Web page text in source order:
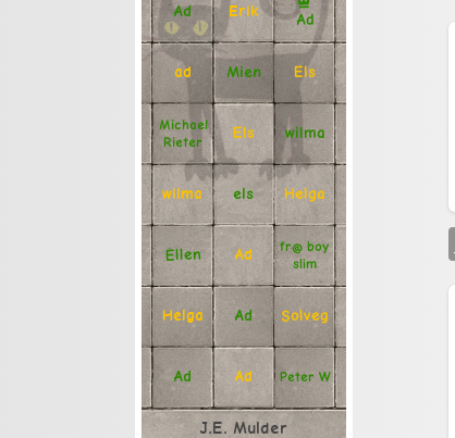
Ad Erik
Ad
ad Mien Els
Michael
Rieter
Els wilma
wilma els Helga
Ellen Ad fr@ boy
slim
Helga Ad Solveg
Ad Ad Peter W
J.E. Mulder